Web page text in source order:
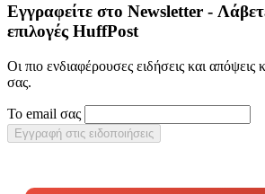
Εγγραφείτε στο Newsletter -
επιλογές HuffPost
Οι πιο ενδιαφέρουσες ειδήσεις και
σας.
Το email σας
Εγγραφή στις ειδοποιήσεις